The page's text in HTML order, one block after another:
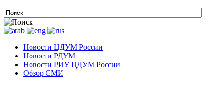
Новости ЦДУМ России
Новости РДУМ
Новости РИУ ЦДУМ России
Обзор СМИ